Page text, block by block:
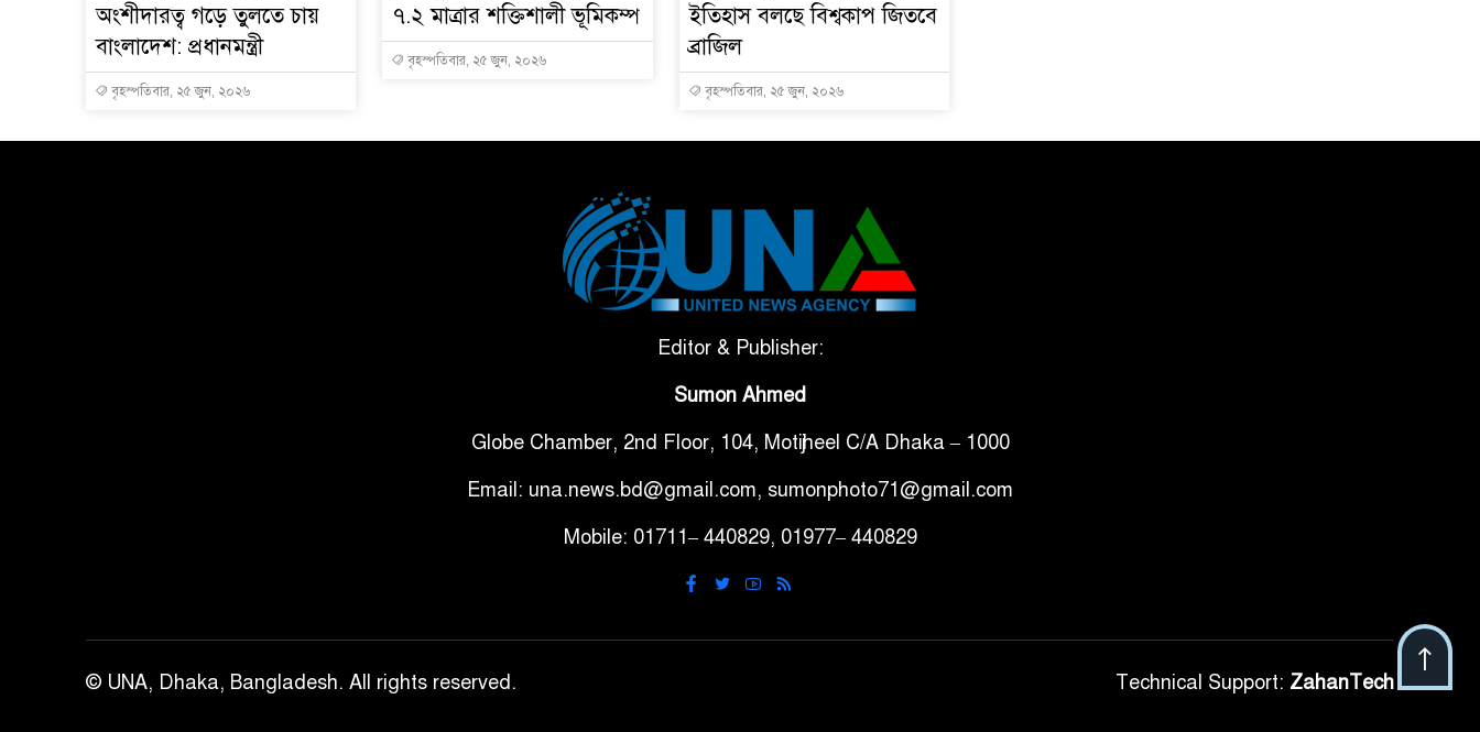
অংশীদারত্ব গড়ে তুলতে চায়
বাংলাদেশ: প্রধানমন্ত্রী
বৃহস্পতিবার, ২৫ জুন, ২০২৬
৭.২ মাত্রার শক্তিশালী ভূমিকম্প
বৃহস্পতিবার, ২৫ জুন, ২০২৬
ইতিহাস বলছে বিশ্বকাপ জিতবে
ব্রাজিল
বৃহস্পতিবার, ২৫ জুন, ২০২৬
Editor & Publisher:
Sumon Ahmed
Globe Chamber, 2nd Floor, 104, Motijheel C/A Dhaka – 1000
Email: una.news.bd@gmail.com, sumonphoto71@gmail.com
Mobile: 01711– 440829, 01977– 440829
© UNA, Dhaka, Bangladesh. All rights reserved. Technical Support: ZahanTech